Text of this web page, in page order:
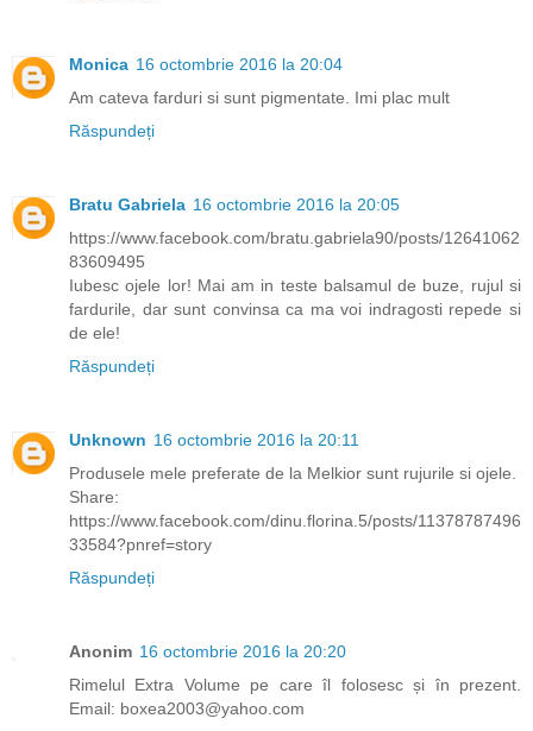
Monica 16 octombrie 2016 la 20:04
Am cateva farduri si sunt pigmentate. Imi plac mult
Răspundeți
Bratu Gabriela 16 octombrie 2016 la 20:05
https://www.facebook.com/bratu.gabriela90/posts/12641062
83609495
Iubesc ojele lor! Mai am in teste balsamul de buze, rujul si
fardurile, dar sunt convinsa ca ma voi indragosti repede si
de ele!
Răspundeți
Unknown 16 octombrie 2016 la 20:11
Produsele mele preferate de la Melkior sunt rujurile si ojele.
Share:
https://www.facebook.com/dinu.florina.5/posts/11378787496
33584?pnref=story
Răspundeți
Anonim 16 octombrie 2016 la 20:20
Rimelul Extra Volume pe care îl folosesc și în prezent.
Email: boxea2003@yahoo.com